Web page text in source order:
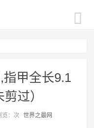
甲全长9.1
过）
览： 次 世界之最网